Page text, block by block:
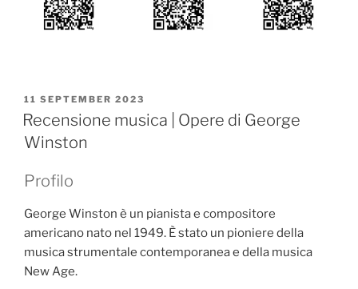
POSTED
ON
11 SEPTEMBER 2023
Recensione musica | Opere di George
Winston
Profilo
George Winston è un pianista e compositore
americano nato nel 1949. È stato un pioniere della
musica strumentale contemporanea e della musica
New Age.